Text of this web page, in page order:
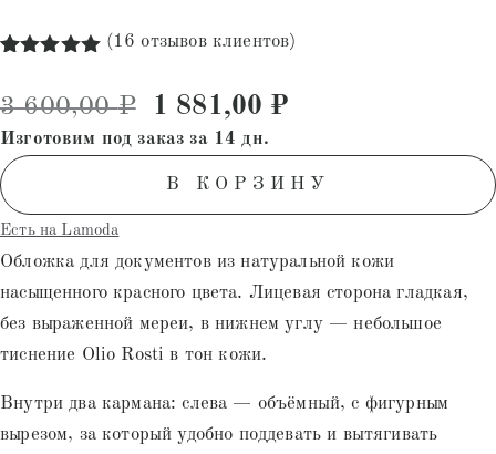
на основе
опроса
пользователей
(16 отзывов клиентов)
3 600,00₽ Первоначальная цена
1 881,00 ₽
Изготовим под заказ за 14 дн.
В КОРЗИНУ
Есть на Lamoda
Обложка для документов из натуральной кожи
насыщенного красного цвета. Лицевая сторона гладкая,
без выраженной мереи, в нижнем углу — небольшое
тиснение Olio Rosti в тон кожи.
Внутри два кармана: слева — объёмный, с фигурным
вырезом, за который удобно поддевать и вытягивать